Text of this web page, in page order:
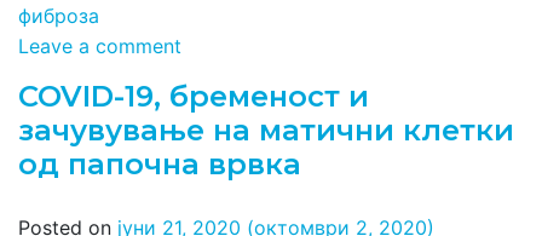
фиброза
Leave a comment
COVID-19, бременост и
зачувување на матични клетки
од папочна врвка
Posted on јуни 21, 2020 (октомври 2, 2020)